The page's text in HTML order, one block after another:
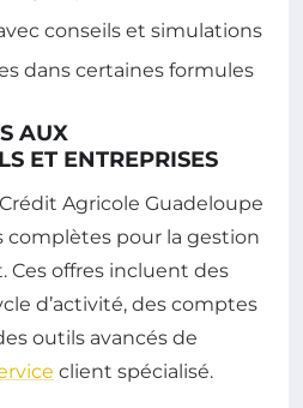
conseils et simulations
dans certaines formules
AUX
ET ENTREPRISES
Agricole Guadeloupe
complètes pour la gestion
offres incluent des
d’activité, des comptes
outils avancés de
client spécialisé.